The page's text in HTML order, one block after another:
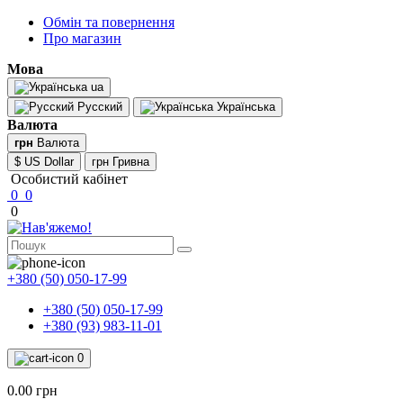
Обмін та повернення
Про магазин
Мова
ua
Русский
Українська
Валюта
грн Валюта
$ US Dollar
грн Гривна
Особистий кабінет
0 0
0
+380 (50) 050-17-99
+380 (50) 050-17-99
+380 (93) 983-11-01
0
0.00 грн